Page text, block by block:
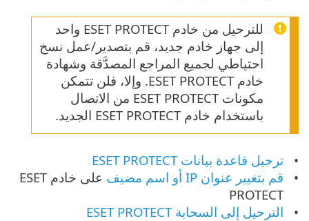
للترحيل من خادم ESET PROTECT واحد
إلى جهاز خادم جديد، قم بتصدير/عمل نسخ
احتياطي لجميع المراجع المصدَّقة وشهادة
خادم ESET PROTECT. وإلا، فلن تتمكن
مكونات ‎ESET PROTECT من الاتصال
باستخدام خادم ESET PROTECT الجديد.
ترحيل قاعدة بيانات ‎ESET PROTECT
قم بتغيير عنوان IP أو اسم مضيف
على خادم ESET
PROTECT
الترحيل إلى السحابة ESET PROTECT